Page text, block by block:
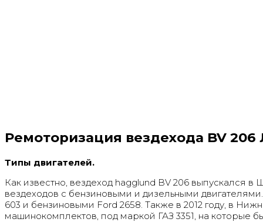
Ремоторизация вездехода BV 206
Типы двигателей.
Как известно, вездеход hagglund BV 206 выпускался
вездеходов с бензиновыми и дизельными
603 и бензиновыми Ford 2658. Также в 2012 году, в
машинокомплектов, под маркой ГАЗ 3351, на которые